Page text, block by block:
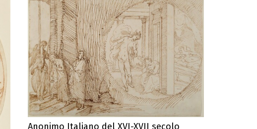
Anonimo Italiano del XVI-XVII secolo